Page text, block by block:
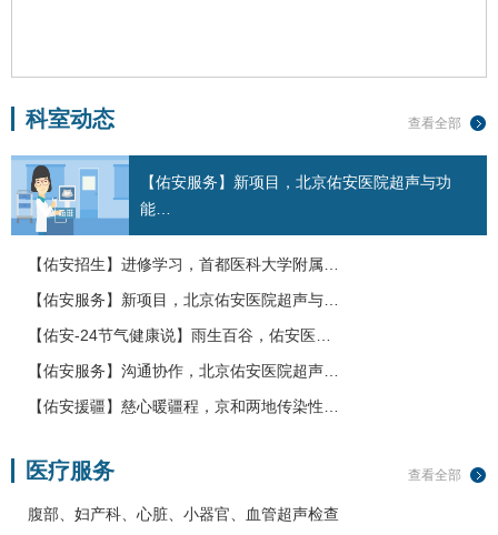
肝组织弹性成像功能
肝组织弹性成像功能。
超声造影
查看全部
科室动态
【佑安服务】新项目，北京佑安医院超声与功
能…
【佑安招生】进修学习，首都医科大学附属…
【佑安服务】新项目，北京佑安医院超声与…
【佑安-24节气健康说】雨生百谷，佑安医…
【佑安服务】沟通协作，北京佑安医院超声…
【佑安援疆】慈心暖疆程，京和两地传染性…
查看全部
医疗服务
腹部、妇产科、心脏、小器官、血管超声检查